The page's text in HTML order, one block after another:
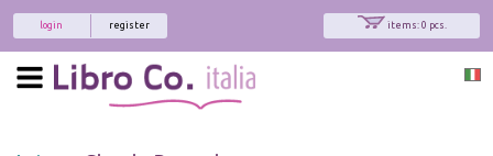
items: 0 pcs.
register
login